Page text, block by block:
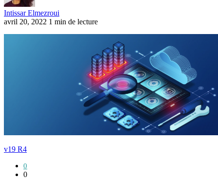
Intissar Elmezroui
avril 20, 2022 1 min de lecture
v19 R4
0
0